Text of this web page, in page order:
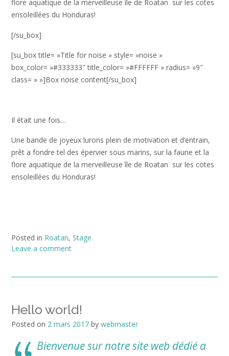
flore aquatique de la merveilleuse île de Roatan sur les cotes
ensoleillées du Honduras!
[/su_box]
[su_box title= »Title for noise » style= »noise »
box_color= »#333333″ title_color= »#FFFFFF » radius= »9″
class= » »]Box noise content[/su_box]
Il était une fois…
Une bande de joyeux lurons plein de motivation et d’entrain,
prêt a fondre tel des épervier sous marins, sur la faune et la
flore aquatique de la merveilleuse île de Roatan sur les cotes
ensoleillées du Honduras!
Posted in Roatan, Stage
Leave a comment
Hello world!
Posted on 2 mars 2017 by webmaster
Bienvenue sur notre site web dédié a